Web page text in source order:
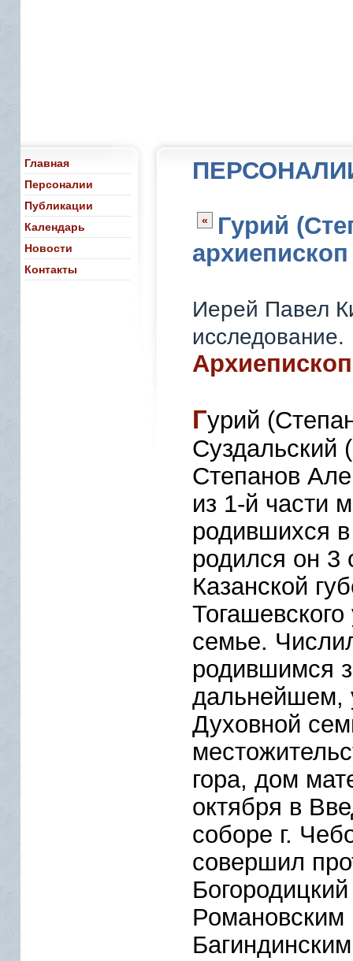
Главная
Персоналии
Публикации
Календарь
Новости
Контакты
«
Гурий
Иерей Павел
исследование.
Гурий
Суздальский
Степанов
из 1-й части
родившихся
родился он 3
Казанской
семье.
родившимся
дальнейшем,
Духовной
гора, дом
октября в
соборе г.
совершил